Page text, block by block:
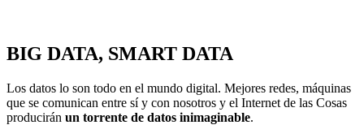
BIG DATA, SMART DATA
Los datos lo son todo en el mundo digital. Mejores redes, máquinas
que se comunican entre sí y con nosotros y el Internet de las Cosas
producirán un torrente de datos inimaginable.